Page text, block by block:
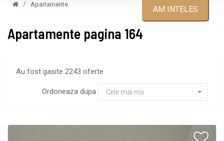
AM INTELES
Apartamente
Apartamente pagina 164
Au fost gasite 2243 oferte
Ordoneaza dupa Cele mai noi